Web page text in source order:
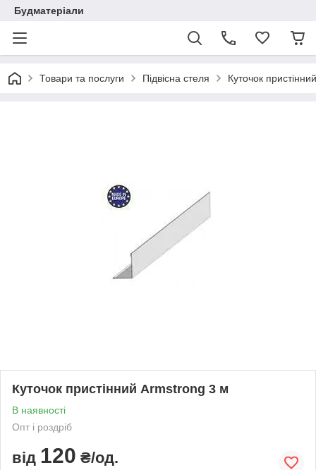
Будматеріали
Товари та послуги Підвісна стеля Куточок
Куточок пристінний Armstrong 3 м
В наявності
Опт і роздріб
від 120 ₴/од.